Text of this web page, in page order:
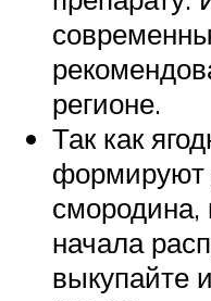
регионе.
Так как
формируют
смородина,
начала
выкупайте